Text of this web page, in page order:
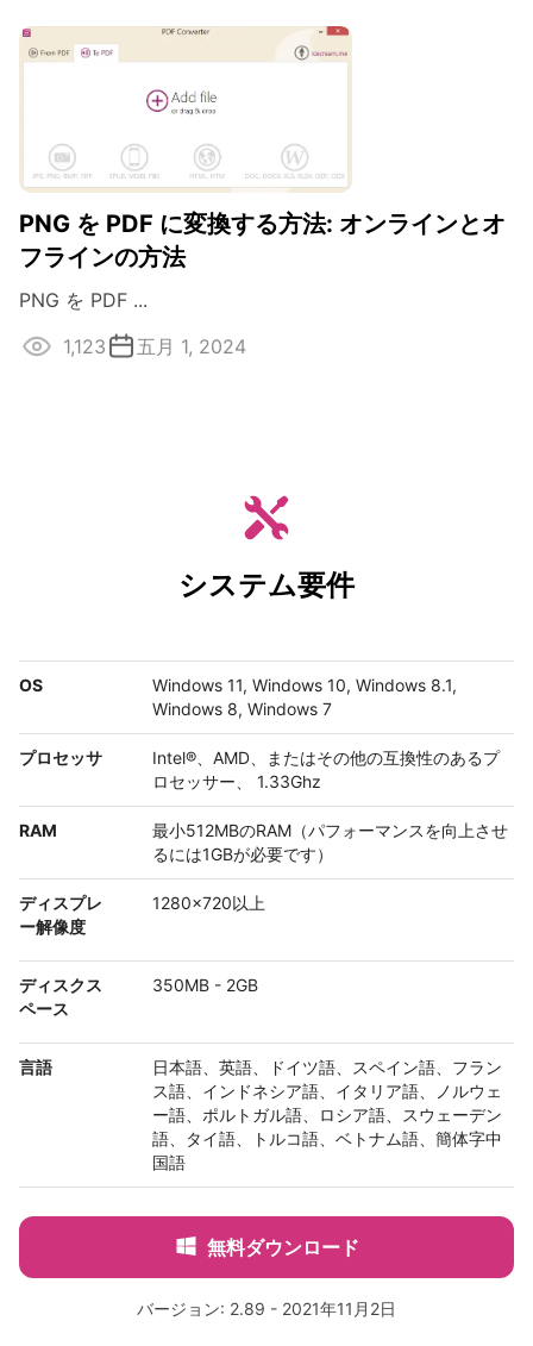
PNG を PDF に変換する方法: オンラインとオ
フラインの方法
PNG を PDF ...
1,123
五月 1, 2024
システム要件
OS
Windows 11, Windows 10, Windows 8.1,
Windows 8, Windows 7
プロセッサ
Intel®、AMD、またはその他の互換性のあるプ
ロセッサー、 1.33Ghz
RAM
最小512MBのRAM（パフォーマンスを向上させ
るには1GBが必要です）
ディスプレ
ー解像度
1280x720以上
ディスクス
ペース
350MB - 2GB
言語
日本語、英語、ドイツ語、スペイン語、フラン
ス語、インドネシア語、イタリア語、ノルウェ
ー語、ポルトガル語、ロシア語、スウェーデン
語、タイ語、トルコ語、ベトナム語、簡体字中
国語
無料ダウンロード
バージョン: 2.89 - 2021年11月2日